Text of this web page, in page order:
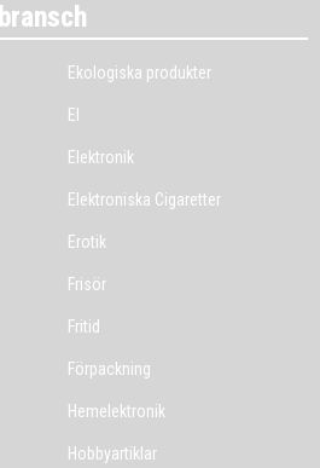
Ekologiska produkter
El
Elektronik
Elektroniska Cigaretter
Erotik
Frisör
Fritid
Förpackning
Hemelektronik
Hobbyartiklar